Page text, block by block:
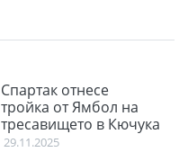
Спартак отнесе
тройка от Ямбол на
тресавището в Кючука
29.11.2025